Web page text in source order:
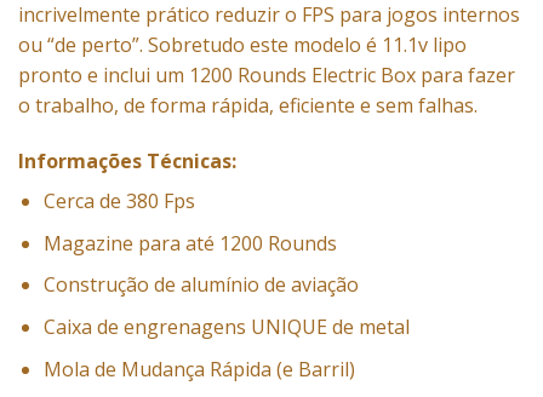
incrivelmente prático reduzir o FPS para jogos internos
ou “de perto”. Sobretudo este modelo é 11.1v lipo
pronto e inclui um 1200 Rounds Electric Box para fazer
o trabalho, de forma rápida, eficiente e sem falhas.
Informações Técnicas:
Cerca de 380 Fps
Magazine para até 1200 Rounds
Construção de alumínio de aviação
Caixa de engrenagens UNIQUE de metal
Mola de Mudança Rápida (e Barril)